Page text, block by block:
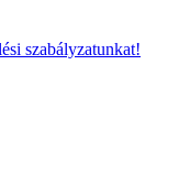
szabályzatunkat!